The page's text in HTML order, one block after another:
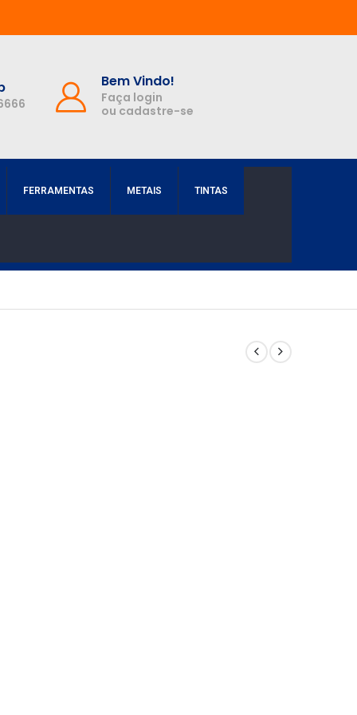
Bem Vindo!
Faça login
ou cadastre-se
FERRAMENTAS METAIS TINTAS